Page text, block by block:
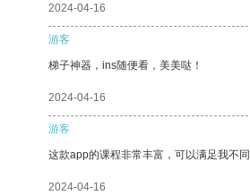
2024-04-16
游客
梯子神器，ins随便看，美美哒！
2024-04-16
游客
这款app的课程非常丰富，可以满足我不
2024-04-16